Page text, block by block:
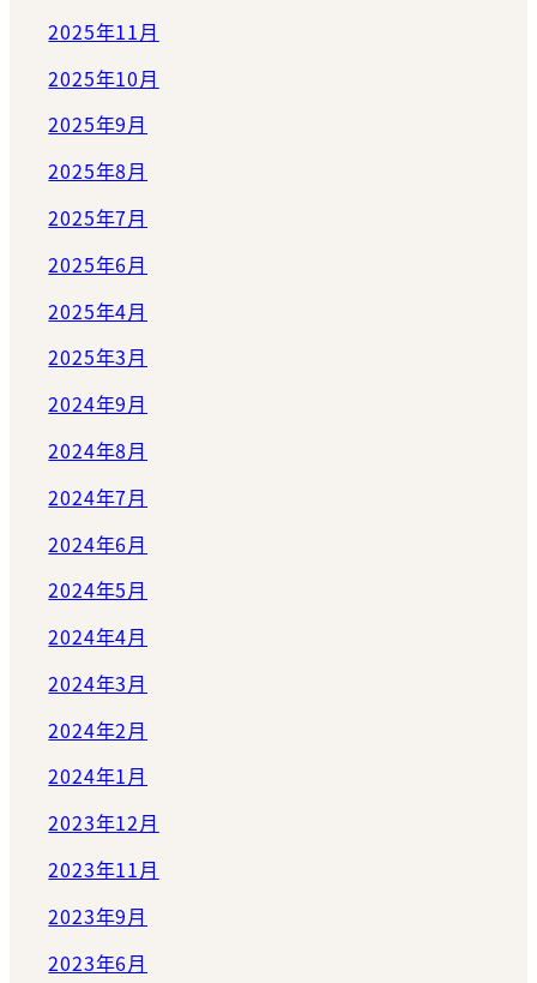
2025年11月
2025年10月
2025年9月
2025年8月
2025年7月
2025年6月
2025年4月
2025年3月
2024年9月
2024年8月
2024年7月
2024年6月
2024年5月
2024年4月
2024年3月
2024年2月
2024年1月
2023年12月
2023年11月
2023年9月
2023年6月